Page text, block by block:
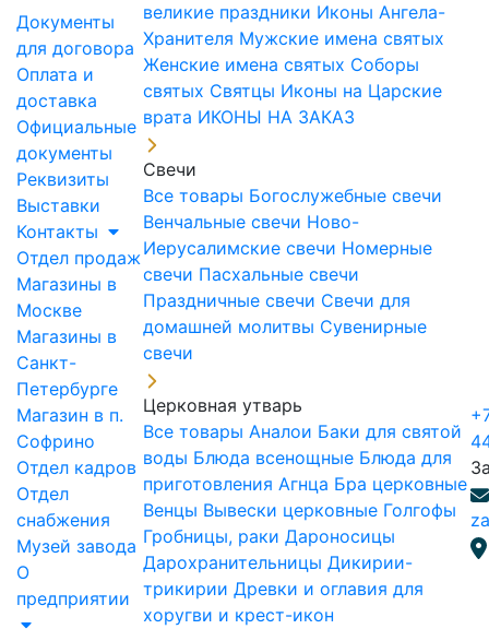
Документы
для договора
Оплата и
доставка
Официальные
документы
Реквизиты
Выставки
Контакты
Отдел продаж
Магазины в
Москве
Магазины в
Санкт-
Петербурге
Магазин в п.
Софрино
Отдел кадров
Отдел
снабжения
Музей завода
О
предприятии
великие праздники Иконы Ангела-
Хранителя Мужские имена святых
Женские имена святых Соборы
святых Святцы Иконы на Царские
врата ИКОНЫ НА ЗАКАЗ
Свечи
Все товары Богослужебные свечи
Венчальные свечи Ново-
Иерусалимские свечи Номерные
свечи Пасхальные свечи
Праздничные свечи Свечи для
домашней молитвы Сувенирные
свечи
Церковная утварь
Все товары Аналои Баки для святой
воды Блюда всенощные Блюда для
приготовления Агнца Бра церковные
Венцы Вывески церковные Голгофы
Гробницы, раки Дароносицы
Дарохранительницы Дикирии-
трикирии Древки и оглавия для
хоругви и крест-икон